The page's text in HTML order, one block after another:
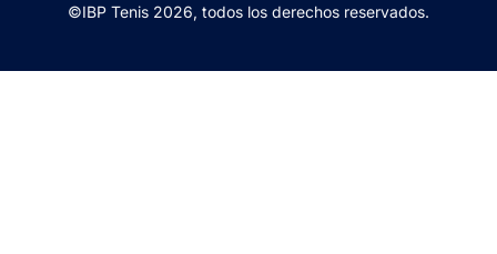
©IBP Tenis 2026, todos los derechos reservados.